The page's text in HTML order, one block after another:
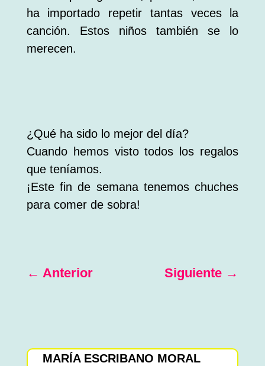
ha importado repetir tantas veces la
canción. Estos niños también se lo
merecen.
¿Qué ha sido lo mejor del día?
Cuando hemos visto todos los regalos
que teníamos.
¡Este fin de semana tenemos chuches
para comer de sobra!
← Anterior Siguiente →
MARÍA ESCRIBANO MORAL